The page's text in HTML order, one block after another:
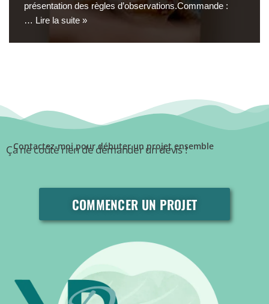
présentation des règles d’observations.Commande :
… Lire la suite »
Contactez-moi pour débuter un projet ensemble
Ça ne coûte rien de demander un devis !
COMMENCER UN PROJET